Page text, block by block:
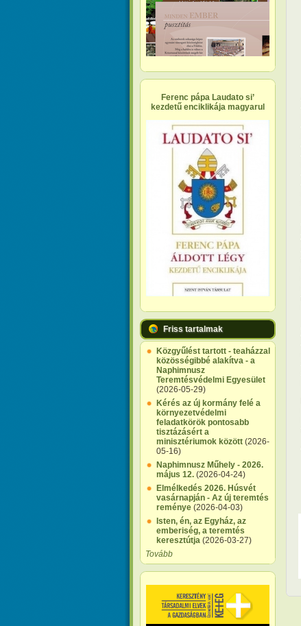
Ferenc pápa Laudato si’
kezdetű enciklikája magyarul
Friss tartalmak
Közgyűlést tartott - teaházzal
közösségibbé alakítva - a
Naphimnusz
Teremtésvédelmi Egyesület
(2026-05-29)
Kérés az új kormány felé a
környezetvédelmi
feladatkörök pontosabb
tisztázásért a
minisztériumok között (2026-
05-16)
Naphimnusz Műhely - 2026.
május 12. (2026-04-24)
Elmélkedés 2026. Húsvét
vasárnapján - Az új teremtés
reménye (2026-04-03)
Isten, én, az Egyház, az
emberiség, a teremtés
keresztútja (2026-03-27)
Tovább